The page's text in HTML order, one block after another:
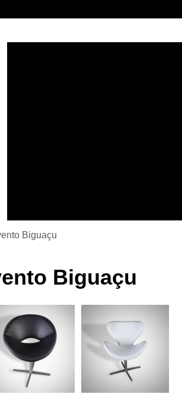
Aluguel de Cadeira Mais
Aluguel de Cadeira para
Aluguel de Mesa e Cadeira
Aluguel de Mesa e Cadeira para
Aluguel de Mesa para Festa
Aluguel de Mesa para Festas de
Biguaçu
Biguaçu